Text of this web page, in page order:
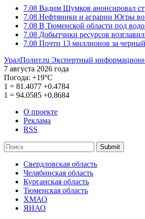
7.08 Вадим Шумков анонсировал
7.08 Нефтяники и аграрии Югры
7.08 В Тюменской области под
7.08 Добытчики ресурсов
7.08 Почти 13 миллионов за
УралПолит.ru Экспертный
7 августа 2026 года
Погода: +19°С
1 = 81.4077 +0.4784
1 = 94.0585 +0.8684
О проекте
Реклама
RSS
Submit
Свердловская область
Челябинская область
Курганская область
Тюменская область
ХМАО
ЯНАО